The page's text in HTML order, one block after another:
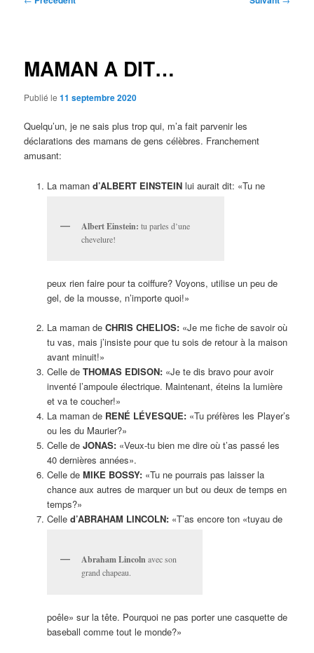
MAMAN A DIT…
Publié le11 septembre 2020
Quelqu’un, je ne sais plus trop qui, m’a fait parvenir les
déclarations des mamans de gens célèbres. Franchement
amusant:
La maman d’ALBERT EINSTEINlui aurait dit: «Tu ne
Albert Einstein: tu parles d’une
chevelure!
peux rien faire pour ta coiffure? Voyons, utilise un peu de
gel, de la mousse, n’importe quoi!»
La maman de CHRIS CHELIOS:«Je me fiche de savoir où
tu vas, mais j’insiste pour que tu sois de retour à la maison
avant minuit!»
Celle de THOMAS EDISON:«Je te dis bravo pour avoir
inventé l’ampoule électrique. Maintenant, éteins la lumière
et va te coucher!»
La maman de RENÉ LÉVESQUE:«Tu préfères les Player’s
ou les du Maurier?»
Celle de JONAS:«Veux-tu bien me dire où t’as passé les
40 dernières années».
Celle de MIKE BOSSY:«Tu ne pourrais pas laisser la
chance aux autres de marquer un but ou deux de temps en
temps?»
Celle d’ABRAHAM LINCOLN:«T’as encore ton «tuyau de
Abraham Lincoln avec son
grand chapeau.
poêle» sur la tête. Pourquoi ne pas porter une casquette de
baseball comme tout le monde?»